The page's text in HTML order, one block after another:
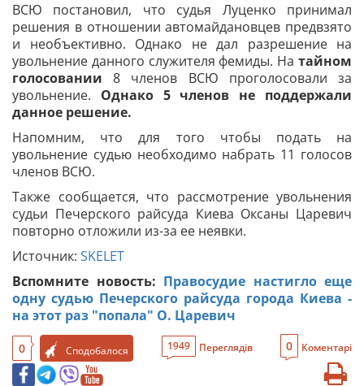
ВСЮ постановил, что судья Луценко принимал
решения в отношении автомайдановцев предвзято
и необъективно. Однако не дал разрешение на
увольнение данного служителя фемиды. На тайном
голосовании 8 членов ВСЮ проголосовали за
увольнение. Однако 5 членов не поддержали
данное решение.
Напомним, что для того чтобы подать на
увольнение судью необходимо набрать 11 голосов
членов ВСЮ.
Также сообщается, что рассмотрение увольнения
судьи Печерского райсуда Киева Оксаны Царевич
повторно отложили из-за ее неявки.
Источник: SKELET
Вспомните новость: Правосудие настигло еще
одну судью Печерского райсуда города Киева -
на этот раз "попала" О. Царевич
0 Сподобалося 1949 Переглядів 0 Коментарі